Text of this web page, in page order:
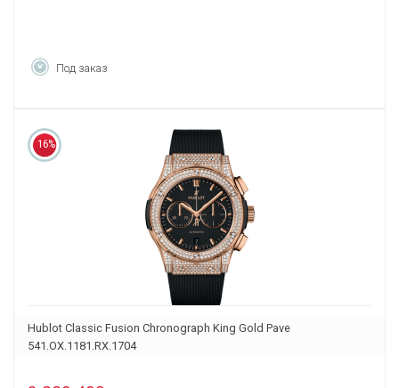
Под заказ
16%
Hublot Classic Fusion Chronograph King Gold Pave
541.OX.1181.RX.1704